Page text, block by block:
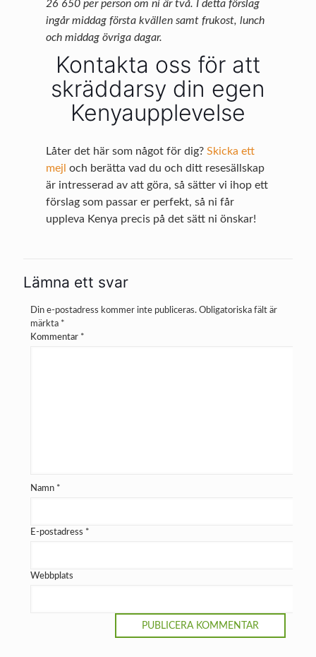
26 650 per person om ni är två. I detta förslag
ingår middag första kvällen samt frukost, lunch
och middag övriga dagar.
Kontakta oss för att
skräddarsy din egen
Kenyaupplevelse
Låter det här som något för dig?Skicka ett
mejl och berätta vad du och ditt resesällskap
är intresserad av att göra, så sätter vi ihop ett
förslag som passar er perfekt, så ni får
uppleva Kenya precis på det sätt ni önskar!
Lämna ett svar
Din e-postadress kommer inte publiceras. Obligatoriska fält är
märkta *
Kommentar *
Namn *
E-postadress *
Webbplats